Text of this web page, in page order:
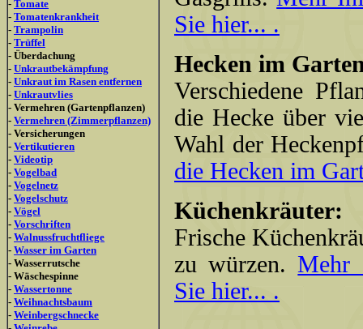
- Tomate
- Tomatenkrankheit
- Trampolin
- Trüffel
- Überdachung
- Unkrautbekämpfung
- Unkraut im Rasen entfernen
- Unkrautvlies
- Vermehren (Gartenpflanzen)
- Vermehren (Zimmerpflanzen)
- Versicherungen
- Vertikutieren
- Videotip
- Vogelbad
- Vogelnetz
- Vogelschutz
- Vögel
- Vorschriften
- Walnussfruchtfliege
- Wasser im Garten
- Wasserrutsche
- Wäschespinne
- Wassertonne
- Weihnachtsbaum
- Weinbergschnecke
Sie hier... .
Hecken im
Verschiedene
die Hecke über
Wahl der
die Hecken im
Küchenkräuter:
Frische
zu würzen. Mehr
Sie hier... .